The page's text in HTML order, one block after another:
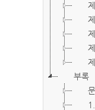
부록